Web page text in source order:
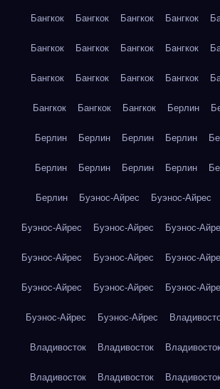
Бангкок Бангкок Бангкок Бангкок
Бангкок Бангкок Бангкок Бангкок
Бангкок Бангкок Бангкок Бангкок
Бангкок Бангкок Бангкок Берлин
Берлин Берлин Берлин Берлин
Берлин Берлин Берлин Берлин
Берлин Буэнос-Айрес Буэнос-Айрес
Буэнос-Айрес Буэнос-Айрес Буэнос-
Буэнос-Айрес Буэнос-Айрес Буэнос-
Буэнос-Айрес Буэнос-Айрес Буэнос-
Буэнос-Айрес Буэнос-Айрес
Владивосток Владивосток
Владивосток Владивосток